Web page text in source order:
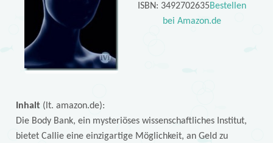
ISBN: 3492702635Bestellen
bei Amazon.de
Inhalt (lt. amazon.de):
Die Body Bank, ein mysteriöses wissenschaftliches Institut,
bietet Callie eine einzigartige Möglichkeit, an Geld zu